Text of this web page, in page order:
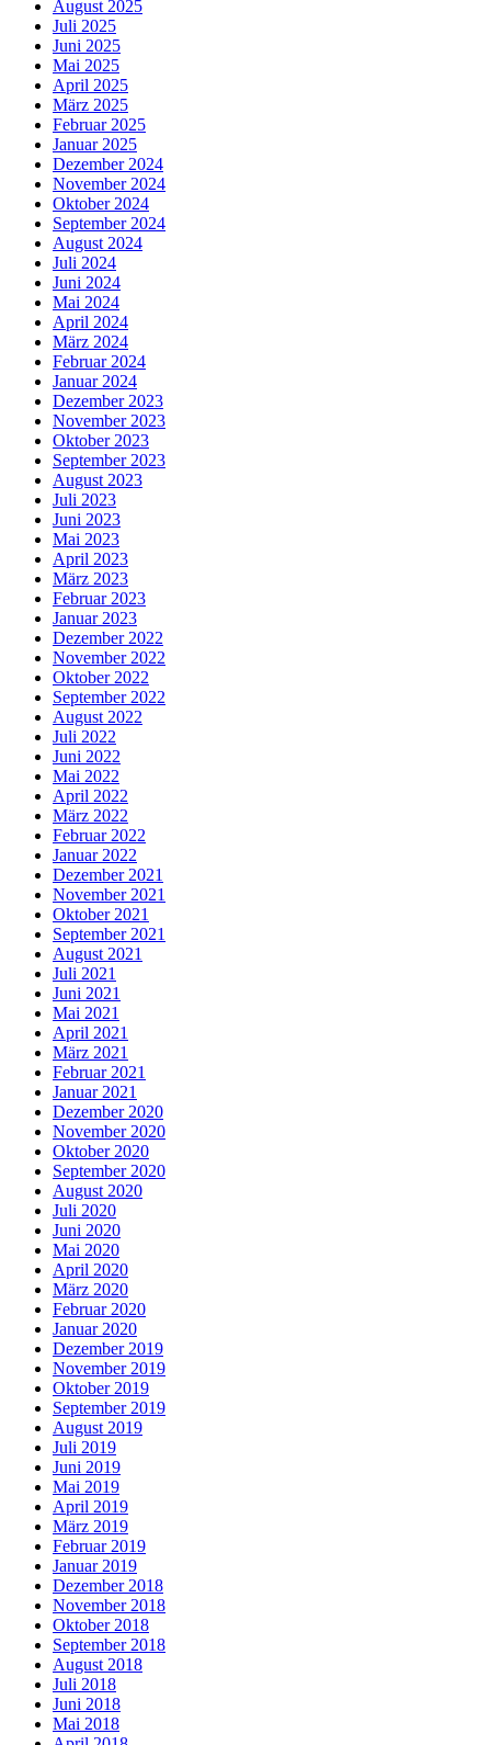
August 2025
Juli 2025
Juni 2025
Mai 2025
April 2025
März 2025
Februar 2025
Januar 2025
Dezember 2024
November 2024
Oktober 2024
September 2024
August 2024
Juli 2024
Juni 2024
Mai 2024
April 2024
März 2024
Februar 2024
Januar 2024
Dezember 2023
November 2023
Oktober 2023
September 2023
August 2023
Juli 2023
Juni 2023
Mai 2023
April 2023
März 2023
Februar 2023
Januar 2023
Dezember 2022
November 2022
Oktober 2022
September 2022
August 2022
Juli 2022
Juni 2022
Mai 2022
April 2022
März 2022
Februar 2022
Januar 2022
Dezember 2021
November 2021
Oktober 2021
September 2021
August 2021
Juli 2021
Juni 2021
Mai 2021
April 2021
März 2021
Februar 2021
Januar 2021
Dezember 2020
November 2020
Oktober 2020
September 2020
August 2020
Juli 2020
Juni 2020
Mai 2020
April 2020
März 2020
Februar 2020
Januar 2020
Dezember 2019
November 2019
Oktober 2019
September 2019
August 2019
Juli 2019
Juni 2019
Mai 2019
April 2019
März 2019
Februar 2019
Januar 2019
Dezember 2018
November 2018
Oktober 2018
September 2018
August 2018
Juli 2018
Juni 2018
Mai 2018